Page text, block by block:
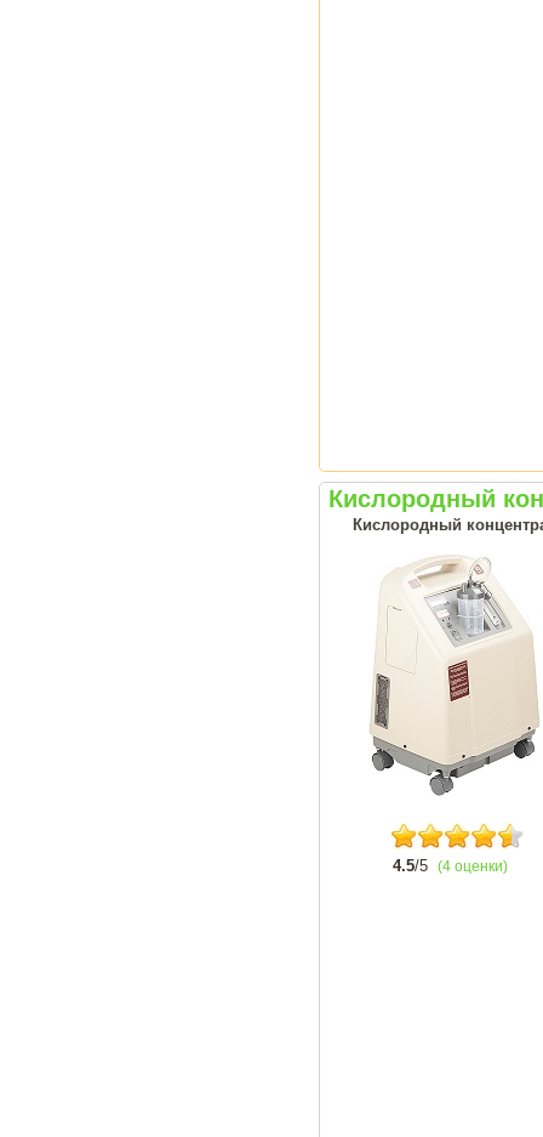
Кислородный
Кислородный
4.5/5 (4 оценки)